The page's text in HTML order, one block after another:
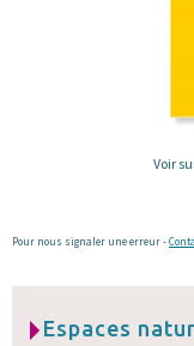
Voir
Pour nous signaler une erreur -
Espaces